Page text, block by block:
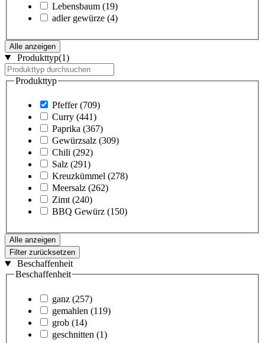
Lebensbaum (19)
adler gewürze (4)
Alle anzeigen
Produkttyp(1)
Produkttyp
Pfeffer (709)
Curry (441)
Paprika (367)
Gewürzsalz (309)
Chili (292)
Salz (291)
Kreuzkümmel (278)
Meersalz (262)
Zimt (240)
BBQ Gewürz (150)
Alle anzeigen
Filter zurücksetzen
Beschaffenheit
Beschaffenheit
ganz (257)
gemahlen (119)
grob (14)
geschnitten (1)